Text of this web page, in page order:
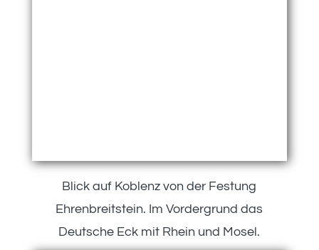
Blick auf Koblenz von der Festung
Ehrenbreitstein. Im Vordergrund das
Deutsche Eck mit Rhein und Mosel.